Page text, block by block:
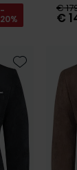
-
20%
€
€
Toevoegen